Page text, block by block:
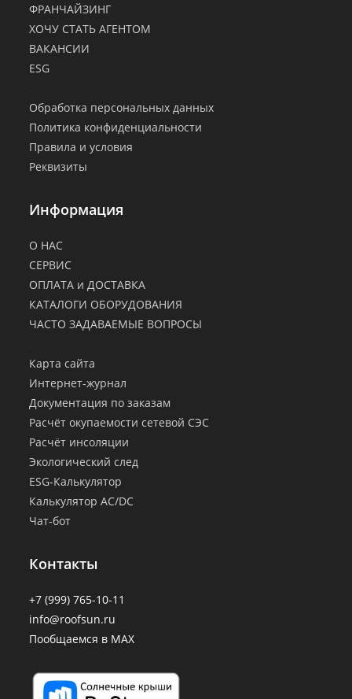
ФРАНЧАЙЗИНГ
ХОЧУ СТАТЬ АГЕНТОМ
ВАКАНСИИ
ESG
Обработка персональных данных
Политика конфиденциальности
Правила и условия
Реквизиты
Информация
О НАС
СЕРВИС
ОПЛАТА и ДОСТАВКА
КАТАЛОГИ ОБОРУДОВАНИЯ
ЧАСТО ЗАДАВАЕМЫЕ ВОПРОСЫ
Карта сайта
Интернет-журнал
Документация по заказам
Расчёт окупаемости сетевой СЭС
Расчёт инсоляции
Экологический след
ESG-Калькулятор
Калькулятор AC/DC
Чат-бот
Контакты
+7 (999) 765-10-11
info@roofsun.ru
Пообщаемся в MAX